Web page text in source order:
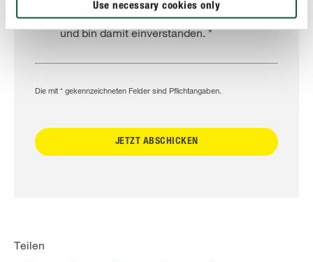
Use necessary cookies only
Ich habe dieDatenschutzerklärunggelesen
und bin damit einverstanden. *
Die mit * gekennzeichneten Felder sind Pflichtangaben.
Teilen